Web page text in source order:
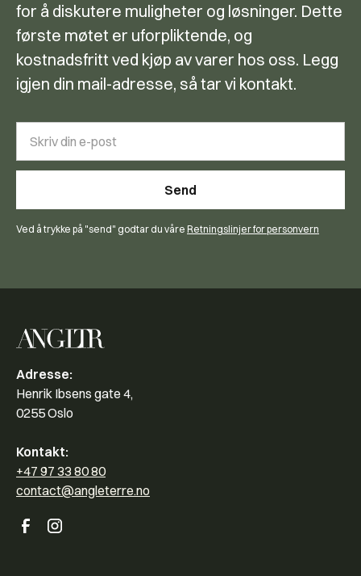
for å diskutere muligheter og løsninger. Dette
første møtet er uforpliktende, og
kostnadsfritt ved kjøp av varer hos oss. Legg
igjen din mail-adresse, så tar vi kontakt.
Ved å trykke på "send" godtar du våre Retningslinjer for personvern
Adresse:
Henrik Ibsens gate 4,
0255 Oslo
Kontakt:
+47 97 33 80 80
contact@angleterre.no